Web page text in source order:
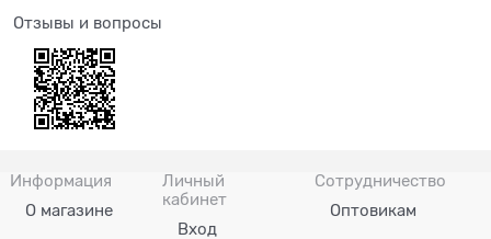
Отзывы и вопросы
Информация
О магазине
Личный
кабинет
Вход
Сотрудничество
Оптовикам